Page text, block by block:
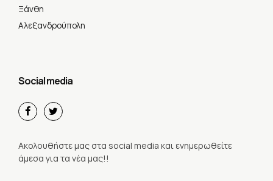
Ξάνθη
Αλεξανδρούπολη
Social media
Ακολουθήστε μας στα social media και ενημερωθείτε
άμεσα για τα νέα μας!!